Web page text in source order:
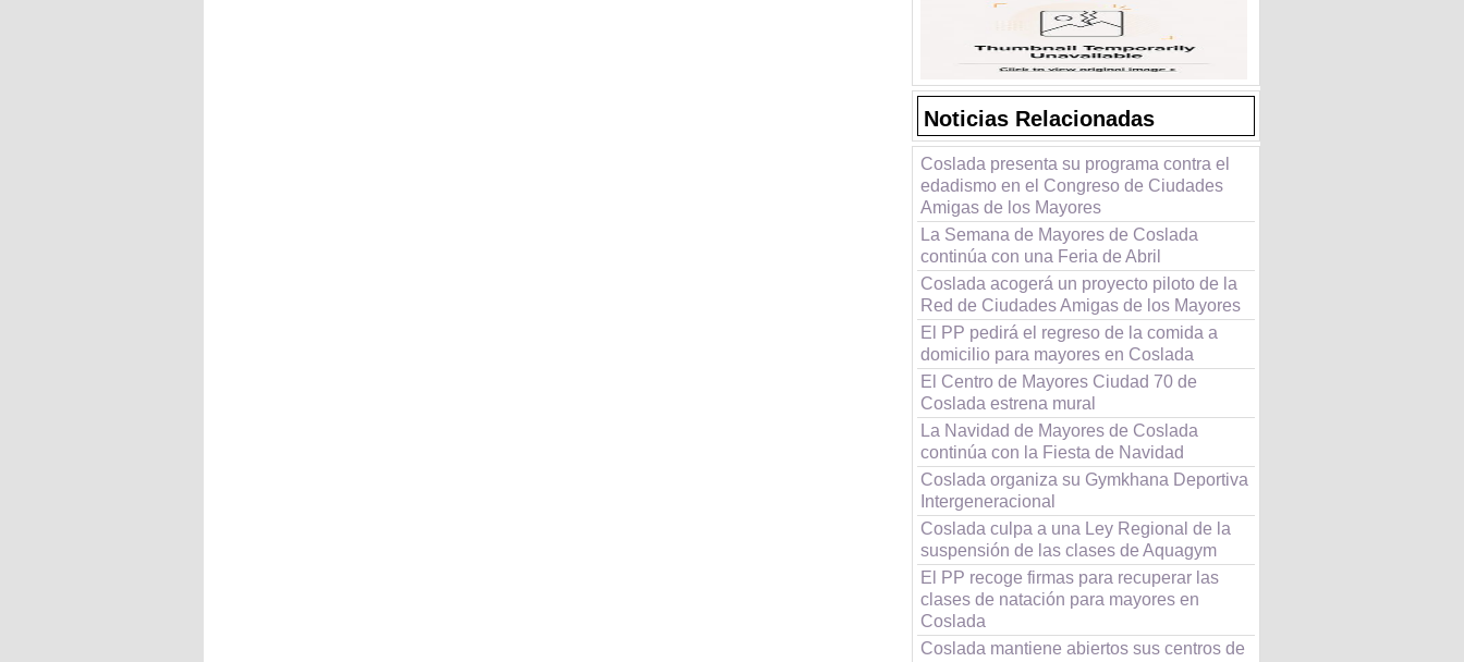
Noticias Relacionadas
Coslada presenta su programa contra el
edadismo en el Congreso de Ciudades
Amigas de los Mayores
La Semana de Mayores de Coslada
continúa con una Feria de Abril
Coslada acogerá un proyecto piloto de la
Red de Ciudades Amigas de los Mayores
El PP pedirá el regreso de la comida a
domicilio para mayores en Coslada
El Centro de Mayores Ciudad 70 de
Coslada estrena mural
La Navidad de Mayores de Coslada
continúa con la Fiesta de Navidad
Coslada organiza su Gymkhana Deportiva
Intergeneracional
Coslada culpa a una Ley Regional de la
suspensión de las clases de Aquagym
El PP recoge firmas para recuperar las
clases de natación para mayores en
Coslada
Coslada mantiene abiertos sus centros de